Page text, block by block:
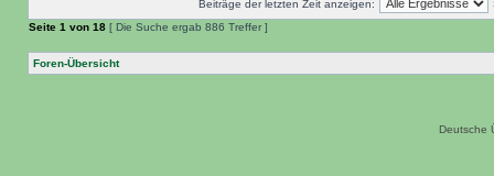
Beiträge der letzten Zeit anzeigen:
Seite 1 von 18 [ Die Suche ergab 886 Treffer ]
Foren-Übersicht
Deutsche